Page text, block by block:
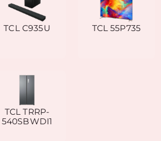
TCL C935U TCL 55P735
TCL TRRP-
540SBWDI1